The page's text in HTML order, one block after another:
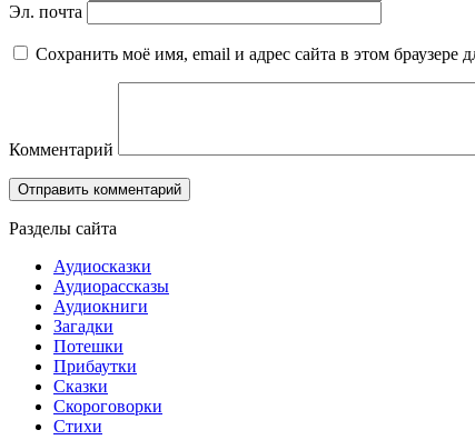
Эл. почта
Сохранить моё имя, email и адрес сайта в этом
Комментарий
Разделы сайта
Аудиосказки
Аудиорассказы
Аудиокниги
Загадки
Потешки
Прибаутки
Сказки
Скороговорки
Стихи